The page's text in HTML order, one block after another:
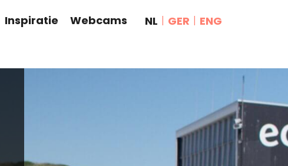
Inspiratie Webcams NL GER ENG